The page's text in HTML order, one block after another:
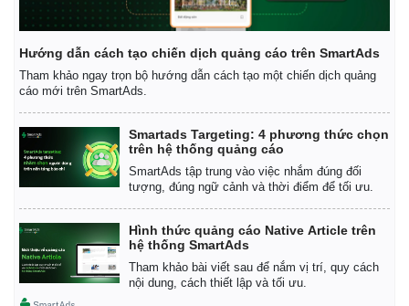
Hướng dẫn cách tạo chiến dịch quảng cáo trên SmartAds
Tham khảo ngay trọn bộ hướng dẫn cách tạo một chiến dịch quảng
cáo mới trên SmartAds.
Smartads Targeting: 4 phương thức chọn
trên hệ thống quảng cáo
SmartAds tập trung vào việc nhắm đúng đối
tượng, đúng ngữ cảnh và thời điểm để tối ưu.
Hình thức quảng cáo Native Article trên
hệ thống SmartAds
Tham khảo bài viết sau để nắm vị trí, quy cách
nội dung, cách thiết lập và tối ưu.